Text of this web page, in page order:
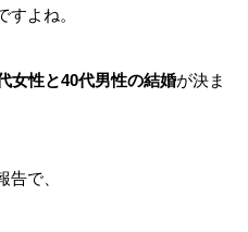
よね。
女性と40代男性の結婚が決ま
で、